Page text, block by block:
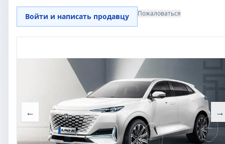
Войти и написать продавцу Пожаловаться
← →